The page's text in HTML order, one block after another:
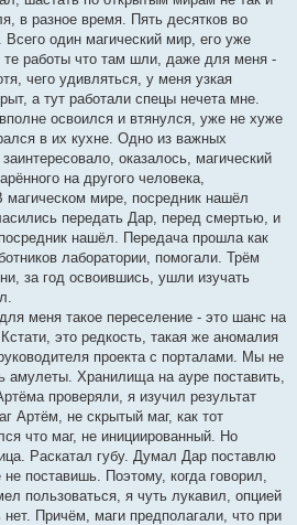
в разное время. Пять десятков во
один магический мир, его уже
те работы что там шли, даже для меня -
чего удивляться, у меня узкая
а тут работали спецы нечета мне.
освоился и втянулся, уже не хуже
в их кухне. Одно из важных
оказалось, магический
на другого человека,
мире, посредник нашёл
передать Дар, перед смертью, и
нашёл. Передача прошла как
лаборатории, помогали. Трём
за год освоившись, ушли изучать
меня такое переселение - это шанс на
это редкость, такая же аномалия
проекта с порталами. Мы не
амулеты. Хранилища на ауре поставить,
проверяли, я изучил результат
Артём, не скрытый маг, как тот
что маг, не инициированный. Но
Раскатал губу. Думал Дар поставлю
поставишь. Поэтому, когда говорил,
пользоваться, я чуть лукавил, опцией
нет. Причём, маги предполагали, что при